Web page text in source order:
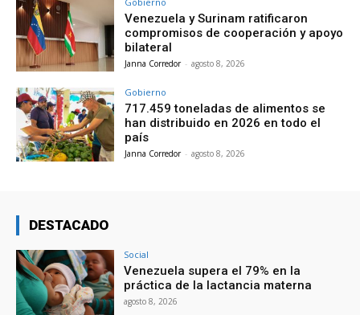
Venezuela y Surinam ratificaron
compromisos de cooperación y apoyo
bilateral
Janna Corredor - agosto 8, 2026
Gobierno
717.459 toneladas de alimentos se
han distribuido en 2026 en todo el
país
Janna Corredor - agosto 8, 2026
DESTACADO
Social
Venezuela supera el 79% en la
práctica de la lactancia materna
agosto 8, 2026